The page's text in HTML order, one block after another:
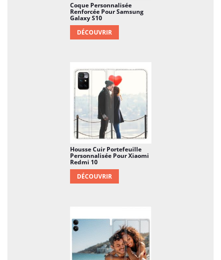
Coque Personnalisée
Renforcée Pour Samsung
Galaxy S10
DÉCOUVRIR
Housse Cuir Portefeuille
Personnalisée Pour Xiaomi
Redmi 10
DÉCOUVRIR